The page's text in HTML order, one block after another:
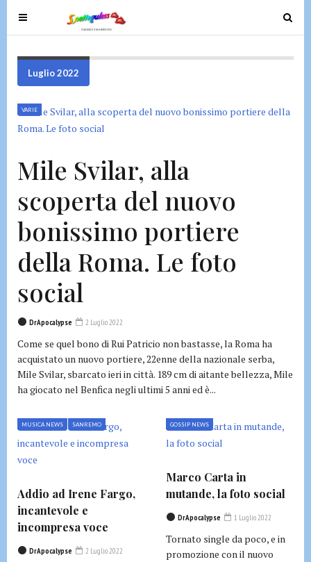
T
o
l
n
a
i
g
a
n
T
o
n
Luglio 2022
VARIE
Mile Svilar, alla
scoperta del nuovo
bonissimo portiere
della Roma. Le foto
social
DrApocalypse 2 Luglio 2022
Come se quel bono di Rui Patricio non bastasse, la Roma ha
acquistato un nuovo portiere, 22enne della nazionale serba,
Mile Svilar, sbarcato ieri in città. 189 cm di aitante bellezza, Mile
ha giocato nel Benfica negli ultimi 5 anni ed è...
MUSICA NEWS SANREMO
Addio ad Irene Fargo,
incantevole e
incompresa voce
DrApocalypse 2 Luglio 2022
GOSSIP NEWS
Marco Carta in
mutande, la foto social
DrApocalypse 1 Luglio 2022
Tornato single da poco, e in
promozione con il nuovo